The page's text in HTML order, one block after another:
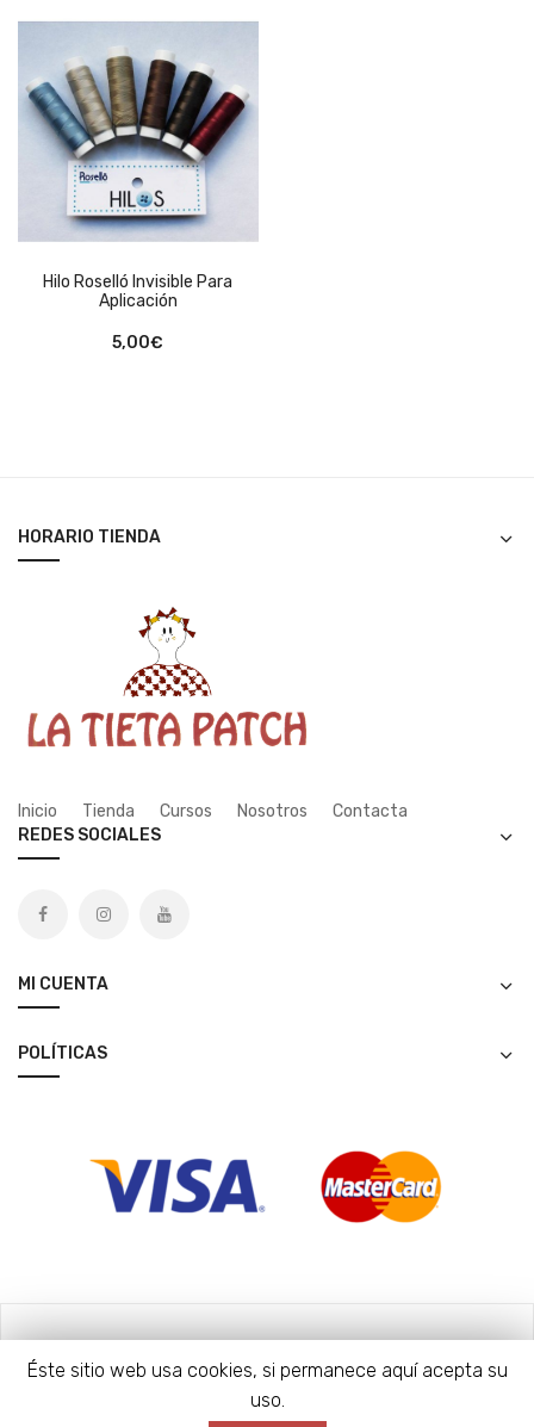
Hilo Roselló Invisible Para
Aplicación
5,00€
HORARIO TIENDA
Inicio Tienda Cursos Nosotros
Contacta
REDES SOCIALES
MI CUENTA
POLÍTICAS
Copyright © 2020 Tieta Patch. All Rights Reserved.
Éste sitio web usa cookies, si permanece aquí acepta su
uso.